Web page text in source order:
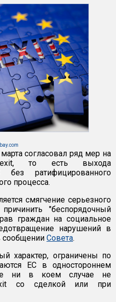
согласовал ряд мер на
то есть выхода
ратифицированного
процесса.
смягчение серьезного
"беспорядочный
граждан на социальное
нарушений в
сообщении Совета.
характер, ограничены по
ЕС в одностороннем
ни в коем случае не
со сделкой или при